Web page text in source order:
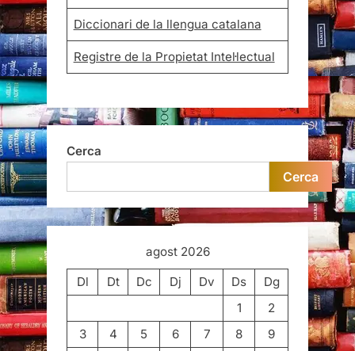
Diccionari de la llengua catalana
Registre de la Propietat Intel·lectual
Cerca
Cerca
agost 2026
Dl
Dt Dc Dj Dv Ds
Dg
1
2
3
4 5 6 7 8
9